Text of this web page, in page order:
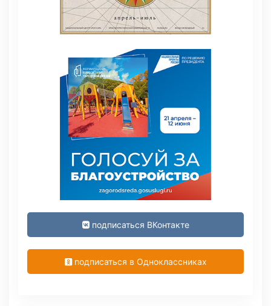
подписаться ВКонтакте
подписаться в Одноклассниках